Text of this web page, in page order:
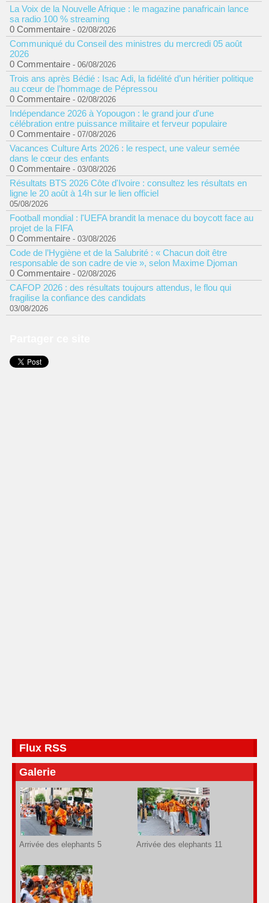
La Voix de la Nouvelle Afrique : le magazine panafricain lance
sa radio 100 % streaming
0 Commentaire - 02/08/2026
Communiqué du Conseil des ministres du mercredi 05 août
2026
0 Commentaire - 06/08/2026
Trois ans après Bédié : Isac Adi, la fidélité d’un héritier politique
au cœur de l’hommage de Pépressou
0 Commentaire - 02/08/2026
Indépendance 2026 à Yopougon : le grand jour d'une
célébration entre puissance militaire et ferveur populaire
0 Commentaire - 07/08/2026
Vacances Culture Arts 2026 : le respect, une valeur semée
dans le cœur des enfants
0 Commentaire - 03/08/2026
Résultats BTS 2026 Côte d'Ivoire : consultez les résultats en
ligne le 20 août à 14h sur le lien officiel
05/08/2026
Football mondial : l'UEFA brandit la menace du boycott face au
projet de la FIFA
0 Commentaire - 03/08/2026
Code de l’Hygiène et de la Salubrité : « Chacun doit être
responsable de son cadre de vie », selon Maxime Djoman
0 Commentaire - 02/08/2026
CAFOP 2026 : des résultats toujours attendus, le flou qui
fragilise la confiance des candidats
03/08/2026
Flux RSS
Galerie
Arrivée des elephants 5 Arrivée des elephants 11